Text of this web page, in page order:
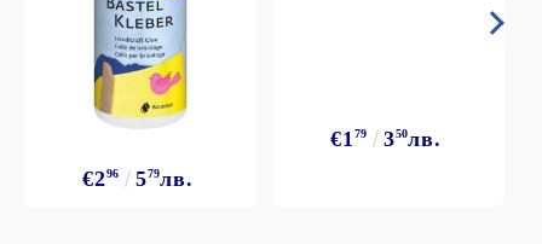
€296 579лв.
€1 79 350лв.